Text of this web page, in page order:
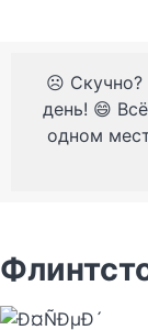
☹️
день! 😄
одном